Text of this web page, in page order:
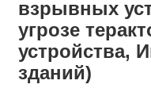
взрывных
угрозе
устройства,
зданий)